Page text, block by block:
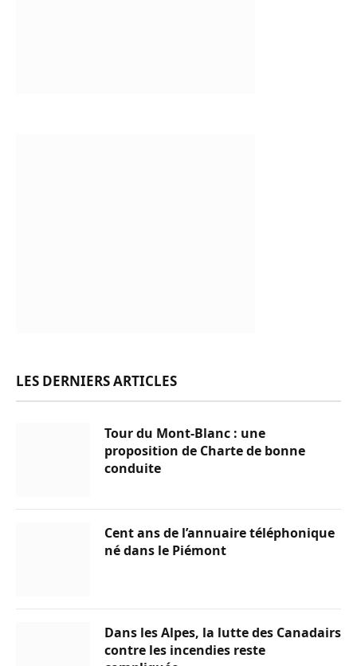
LES DERNIERS ARTICLES
Tour du Mont-Blanc : une
proposition de Charte de bonne
conduite
Cent ans de l’annuaire téléphonique
né dans le Piémont
Dans les Alpes, la lutte des Canadairs
contre les incendies reste